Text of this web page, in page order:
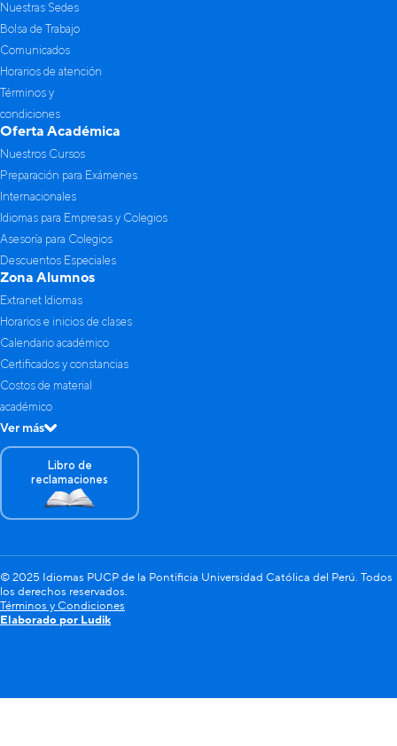
Nuestras Sedes
Bolsa de Trabajo
Comunicados
Horarios de atención
Términos y
condiciones
Oferta Académica
Nuestros Cursos
Preparación para Exámenes
Internacionales
Idiomas para Empresas y Colegios
Asesoría para Colegios
Descuentos Especiales
Zona Alumnos
Extranet Idiomas
Horarios e inicios de clases
Calendario académico
Certificados y constancias
Costos de material
académico
Ver más
Libro de
reclamaciones
© 2025 Idiomas PUCP de la Pontificia Universidad Católica del Perú. Todos
los derechos reservados.
Términos y Condiciones
Elaborado por Ludik